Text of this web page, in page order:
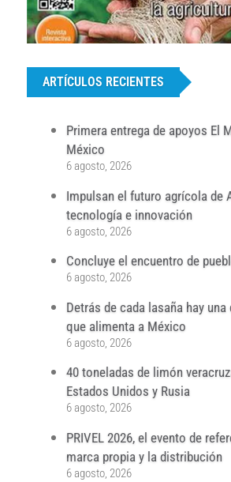
ARTÍCULOS RECIENTES
Primera entrega de apoyos El
México
6 agosto, 2026
Impulsan el futuro agrícola de
tecnología e innovación
6 agosto, 2026
Concluye el encuentro de
6 agosto, 2026
Detrás de cada lasaña hay
que alimenta a México
6 agosto, 2026
40 toneladas de limón
Estados Unidos y Rusia
6 agosto, 2026
PRIVEL 2026, el evento de
marca propia y la distribución
6 agosto, 2026